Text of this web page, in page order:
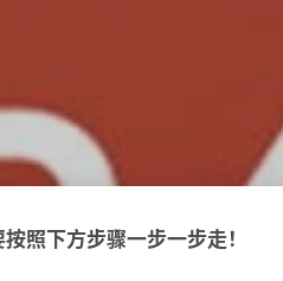
照下方步骤一步一步走！